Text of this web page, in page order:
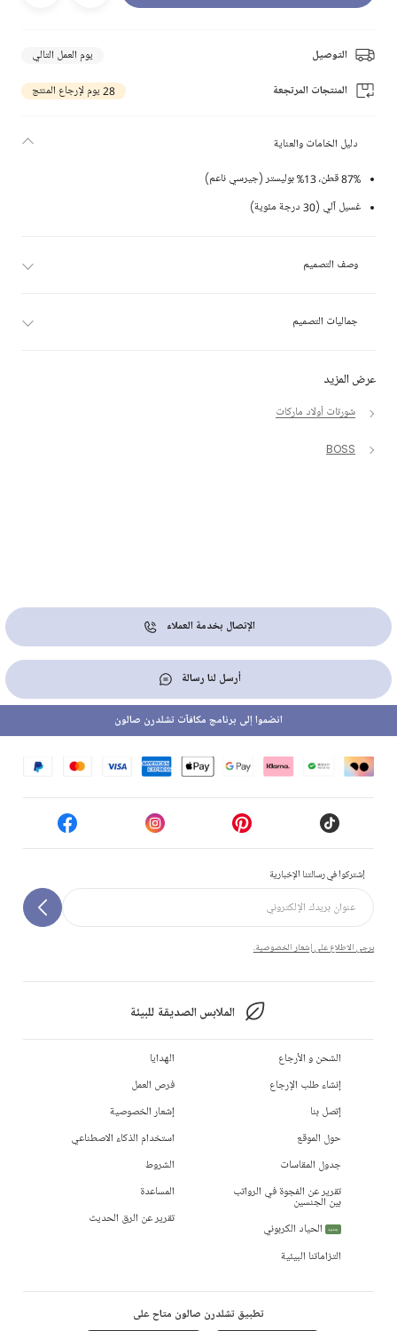
التوصيل يوم العمل التالي
المنتجات المرتجعة 28 يوم لإرجاع المنتج
عرض المزيد
شورتات أولاد ماركات
BOSS
دليل الخامات والعناية
87% قطن، 13% بوليستر (جيرسي ناعم)
غسيل آلي (30 درجة مئوية)
وصف التصميم
جماليات التصميم
الإتصال بخدمة العملاء
أرسل لنا رسالة
إشتركوا في رسالتنا الإخبارية
يرجى الاطلاع على إشعار الخصوصية.
الملابس الصديقة للبيئة
انضموا إلى برنامج مكافآت تشلدرن صالون
الشحن و الأرجاع
إنشاء طلب الإرجاع
إتصل بنا
حول الموقع
جدول المقاسات
تقرير عن الفجوة في الرواتب
بين الجنسين
جديد
الحياد الكربوني
التزاماتنا البيئية
الهدايا
فرص العمل
إشعار الخصوصية
استخدام الذكاء الاصطناعي
الشروط
المساعدة
تقرير عن الرق الحديث
تطبيق تشلدرن صالون متاح على